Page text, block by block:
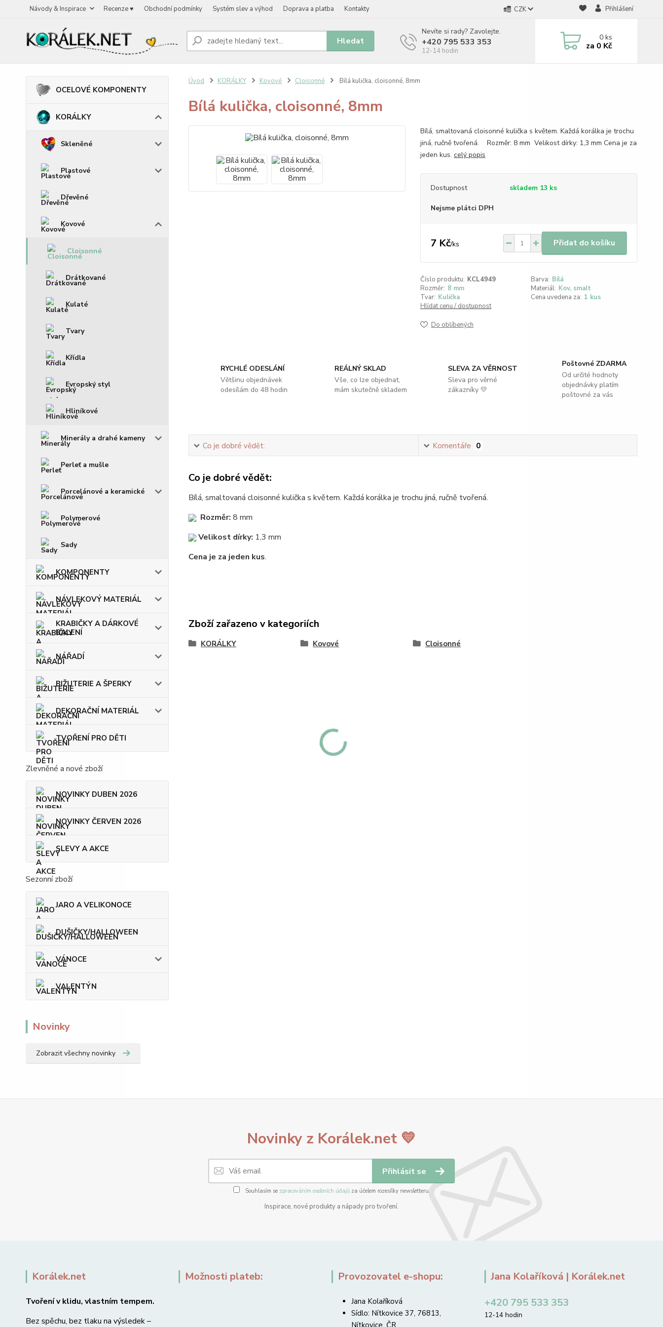
Návody & Inspirace Recenze ♥ Obchodní podmínky Systém slev a výhod Doprava a platba Kontakty CZK Přihlášení
Hledat
Nevíte si rady? Zavolejte.
+420 795 533 353
12-14 hodin
0ks
za 0 Kč
OCELOVÉ KOMPONENTY
KORÁLKY
Skleněné
Plastové
Dřevěné
Kovové
Cloisonné
Drátkované
Kulaté
Tvary
Křídla
Evropský styl
Hliníkové
Minerály a drahé kameny
Perleť a mušle
Porcelánové a keramické
Polymerové
Sady
KOMPONENTY
NÁVLEKOVÝ MATERIÁL
KRABIČKY A DÁRKOVÉ
BALENÍ
NÁŘADÍ
BIŽUTERIE A ŠPERKY
DEKORAČNÍ MATERIÁL
TVOŘENÍ PRO DĚTI
Zlevněné a nové zboží
NOVINKY DUBEN 2026
NOVINKY ČERVEN 2026
SLEVY A AKCE
Sezonní zboží
JARO A VELIKONOCE
DUŠIČKY/HALLOWEEN
VÁNOCE
VALENTÝN
Novinky
Zobrazit všechny novinky
Úvod KORÁLKY Kovové Cloisonné Bílá kulička, cloisonné, 8mm
Bílá kulička, cloisonné, 8mm
Bílá, smaltovaná cloisonné kulička s květem. Každá korálka je trochu
jiná, ručně tvořená. Rozměr: 8 mm Velikost dírky: 1,3 mm Cena je za
jeden kus. celý popis
Dostupnost skladem 13 ks
Nejsme plátci DPH
7 Kč/ks Přidat do košíku
Číslo produktu: KCL4949 Barva: Bílá
Rozměr: 8 mm Materiál: Kov, smalt
Tvar: Kulička Cena uvedena za: 1 kus
Hlídat cenu / dostupnost
Do oblíbených
RYCHLÉ ODESLÁNÍ
Většinu objednávek
odesílám do 48 hodin
REÁLNÝ SKLAD
Vše, co lze objednat,
mám skutečně skladem
SLEVA ZA VĚRNOST
Sleva pro věrné
zákazníky 💛
Poštovné ZDARMA
Od určité hodnoty
objednávky platím
poštovné za vás
Co je dobré vědět: Komentáře 0
Co je dobré vědět:
Bílá, smaltovaná cloisonné kulička s květem. Každá korálka je trochu jiná, ručně tvořená.
Rozměr: 8 mm
Velikost dírky: 1,3 mm
Cena je za jeden kus.
Zboží zařazeno v kategoriích
KORÁLKY Kovové Cloisonné
Novinky z Korálek.net 💛
Přihlásit se
Souhlasím se zpracováním osobních údajůza účelem rozesílky newsletteru.
Inspirace, nové produkty a nápady pro tvoření.
Korálek.net
Tvoření v klidu, vlastním tempem.
Bez spěchu, bez tlaku na výsledek –
Možnosti plateb: Provozovatel e-shopu:
Jana Kolaříková
Sídlo: Nítkovice 37, 76813,
Nítkovice, ČR
Jana Kolaříková | Korálek.net
+420 795 533 353
12-14 hodin